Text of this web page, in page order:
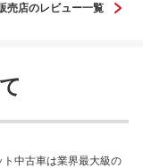
売店のレビュー一覧
中古車は業界最大級の